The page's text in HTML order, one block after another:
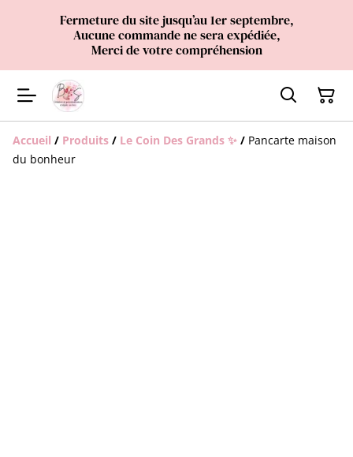
Fermeture du site jusqu’au 1er septembre,
Aucune commande ne sera expédiée,
Merci de votre compréhension
Accueil / Produits / Le Coin Des Grands ✨ / Pancarte maison
du bonheur